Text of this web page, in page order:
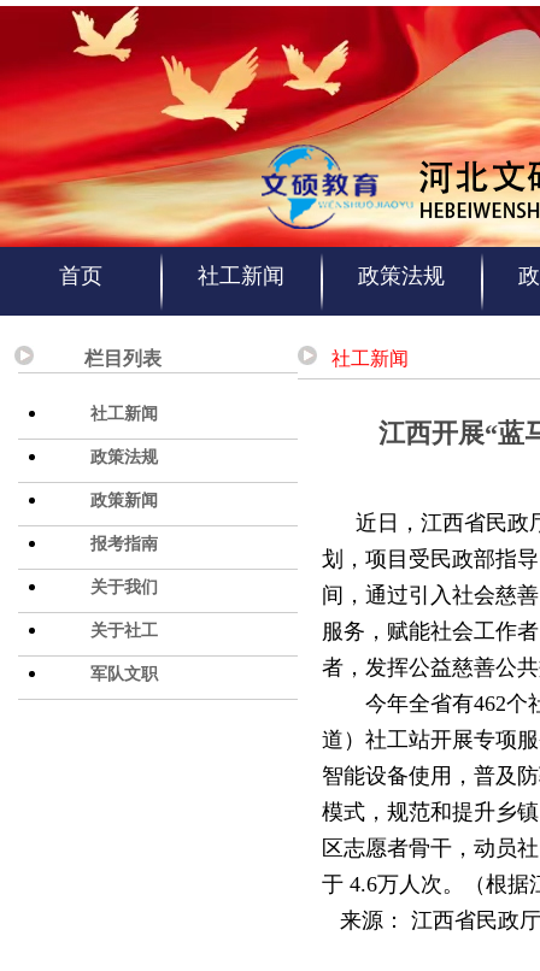
首页 社工新闻 政策法规
栏目列表
社工新闻
政策法规
政策新闻
报考指南
关于我们
关于社工
军队文职
社工新闻
江西开展“蓝
近日，江西省民政
划，项目受民政部指
间，通过引入社会慈
服务，赋能社会工作
者，发挥公益慈善公
今年全省有462个
道）社工站开展专项
智能设备使用，普及
模式，规范和提升乡
区志愿者骨干，动员
于 4.6万人次。（根据
来源： 江西省民政厅